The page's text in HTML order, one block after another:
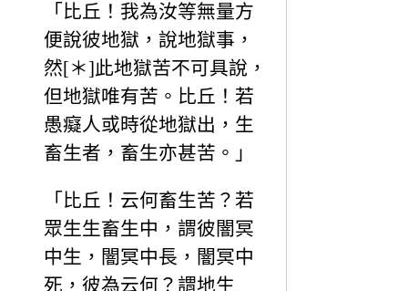
「比丘！我為汝等無量方
便說彼地獄，說地獄事，
然[＊]此地獄苦不可具說，
但地獄唯有苦。比丘！若
愚癡人或時從地獄出，生
畜生者，畜生亦甚苦。」
「比丘！云何畜生苦？若
眾生生畜生中，謂彼闇冥
中生，闇冥中長，闇冥中
死，彼為云何？謂地生